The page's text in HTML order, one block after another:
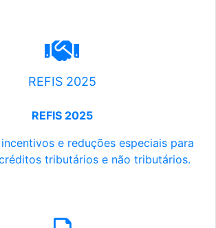
REFIS 2025
REFIS 2025
e reduções especiais para
tributários e não tributários.